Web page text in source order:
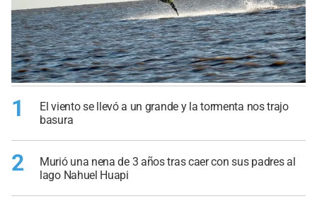
1
El viento se llevó a un grande y la tormenta nos trajo
basura
2
Murió una nena de 3 años tras caer con sus padres al
lago Nahuel Huapi